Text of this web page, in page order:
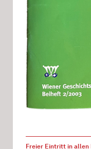
Freier Eintritt in allen